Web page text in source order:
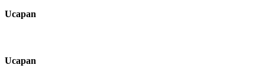
Ucapan
Ucapan